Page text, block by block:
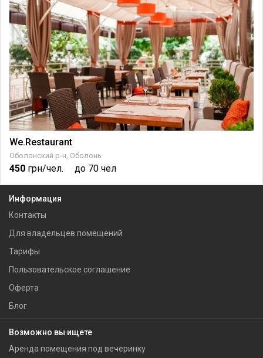
We.Restaurant
Оболонский р-н, Оболонь
450 грн/чел. до 70 чел
Информация
Контакты
Для владельцев помещений
Тарифы
Пользовательское соглашение
Оферта
Блог
Возможно вы ищете
Аренда помещения под вечеринку